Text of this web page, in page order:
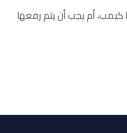
أم يجب أن يتم رفعها